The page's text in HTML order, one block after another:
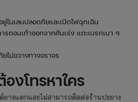
ยู่ในเลนปลอดภัยและเปิดไฟฉุกเฉิน
รถอนเท้าออกจากคันเร่ง แตะเบรกเบา ๆ
ไม่ขวางทางจราจร
งโทรหาใคร
แตกและไม่สามารถติดต่อร้านปะยาง